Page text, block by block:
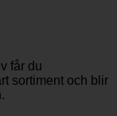
får du
sortiment och blir